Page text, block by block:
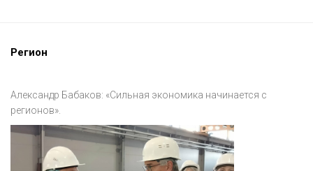
Регион
Александр Бабаков: «Сильная экономика начинается с
регионов».